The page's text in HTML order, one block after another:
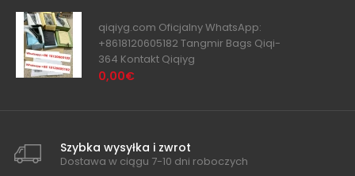
qiqiyg.com Oficjalny WhatsApp:
+8618120605182 Tangmir Bags Qiqi-
364 Kontakt Qiqiyg
0,00€
Szybka wysyłka i zwrot
Dostawa w ciągu 7-10 dni roboczych